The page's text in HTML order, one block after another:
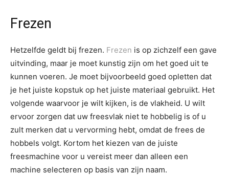
Frezen
Hetzelfde geldt bij frezen. Frezen is op zichzelf een gave
uitvinding, maar je moet kunstig zijn om het goed uit te
kunnen voeren. Je moet bijvoorbeeld goed opletten dat
je het juiste kopstuk op het juiste materiaal gebruikt. Het
volgende waarvoor je wilt kijken, is de vlakheid. U wilt
ervoor zorgen dat uw freesvlak niet te hobbelig is of u
zult merken dat u vervorming hebt, omdat de frees de
hobbels volgt. Kortom het kiezen van de juiste
freesmachine voor u vereist meer dan alleen een
machine selecteren op basis van zijn naam.